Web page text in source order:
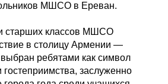
МШСО в Ереван.
старших классов МШСО
в столицу Армении —
ребятами как символ
гостеприимства, заслуженно